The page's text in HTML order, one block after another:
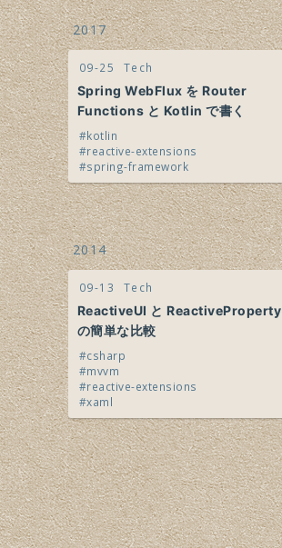
2017
09-25 Tech
Spring WebFlux を Router
Functions と Kotlin で書く
kotlin
reactive-extensions
spring-framework
2014
09-13 Tech
ReactiveUI と ReactiveProperty
の簡単な比較
csharp
mvvm
reactive-extensions
xaml